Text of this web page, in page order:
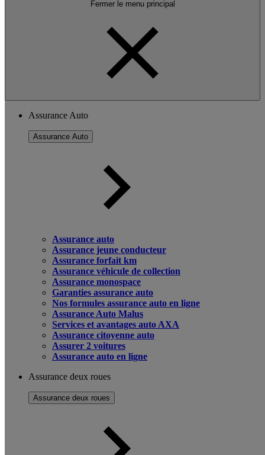
Fermer le menu principal
Assurance Auto
Assurance Auto
Assurance auto
Assurance jeune conducteur
Assurance forfait km
Assurance véhicule de collection
Assurance monospace
Garanties assurance auto
Nos formules assurance auto en ligne
Assurance Auto Malus
Services et avantages auto AXA
Assurance citoyenne auto
Assurer 2 voitures
Assurance auto en ligne
Assurance deux roues
Assurance deux roues